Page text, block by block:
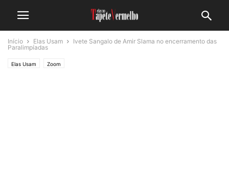
Início Elas Usam
Ivete Sangalo de Amir Slama no encerramento das
Paralimpíadas
Elas Usam Zoom